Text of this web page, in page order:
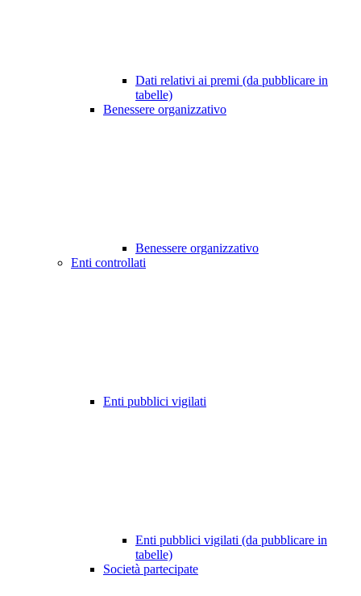
Dati relativi ai premi (da pubblicare in
tabelle)
Benessere organizzativo
Benessere organizzativo
Enti controllati
Enti pubblici vigilati
Enti pubblici vigilati (da pubblicare in
tabelle)
Società partecipate